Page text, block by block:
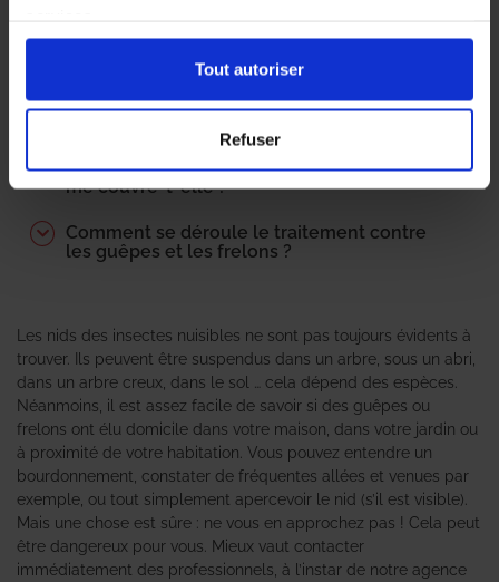
Tout autoriser
Refuser
désinsectisation ?
Nid de guêpes : une obligation de traitement
?
Nid de guêpes : mon assurance habitation
me couvre-t-elle ?
Comment se déroule le traitement contre
les guêpes et les frelons ?
Les nids des insectes nuisibles ne sont pas toujours évidents à
trouver. Ils peuvent être suspendus dans un arbre, sous un abri,
dans un arbre creux, dans le sol … cela dépend des espèces.
Néanmoins, il est assez facile de savoir si des guêpes ou
frelons ont élu domicile dans votre maison, dans votre jardin ou
à proximité de votre habitation. Vous pouvez entendre un
bourdonnement, constater de fréquentes allées et venues par
exemple, ou tout simplement apercevoir le nid (s’il est visible).
Mais une chose est sûre : ne vous en approchez pas ! Cela peut
être dangereux pour vous. Mieux vaut contacter
immédiatement des professionnels, à l’instar de notre agence